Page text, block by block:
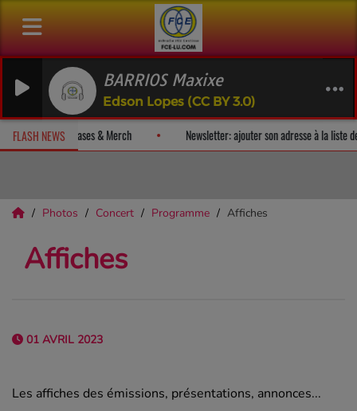
BARRIOS Maxixe
Edson Lopes (CC BY 3.0)
FLASH NEWS
un album-surprise! Fan Releases & Merch Newsletter:
Photos Concert Programme Affiches
Affiches
01 AVRIL 2023
Les affiches des émissions, présentations, annonces...